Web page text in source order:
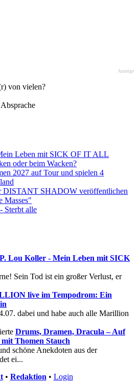
Anzeige
von vielen?
Leben mit SICK OF IT ALL
oder beim Wacken?
2027 auf Tour und spielen 4
DISTANT SHADOW veröffentlichen
Masses"
Sterbt alle
Lou Koller - Mein Leben mit SICK
Sein Tod ist ein großer Verlust, er
live im Tempodrom: Ein
dabei und habe auch alle Marillion
Drums, Dramen, Dracula – Auf
Thomen Stauch
schöne Anekdoten aus der
ei...
• Redaktion • Login